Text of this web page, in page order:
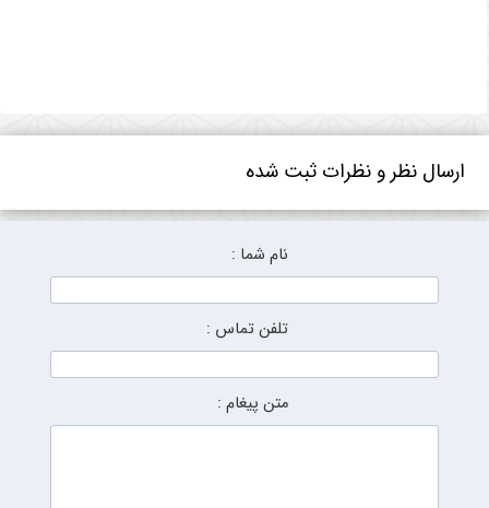
ارسال نظر و نظرات ثبت شده
نام شما :
تلفن تماس :
متن پیغام :